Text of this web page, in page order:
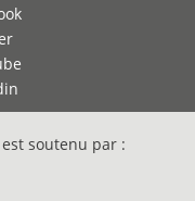
soutenu par :